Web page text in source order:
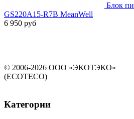
Блок
GS220A15-R7B MeanWell
6 950 руб
© 2006-2026 ООО «ЭКОТЭКО»
(ECOTECO)
Категории